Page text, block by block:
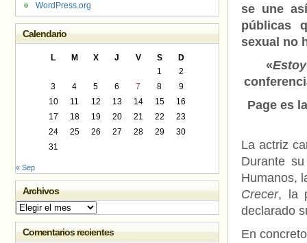
se une
públicas
sexual no
«
Page es
La actriz
Durante
Humanos,
Crecer, la
declarado
En
WordPress.org
Calendario
L M X J V S
D
1
2
3
4 5 6 7 8
9
10
11 12 13 14 15
16
17
18 19 20 21 22
23
24
25 26 27 28 29
30
31
« Sep
Archivos
Archivos
Comentarios recientes